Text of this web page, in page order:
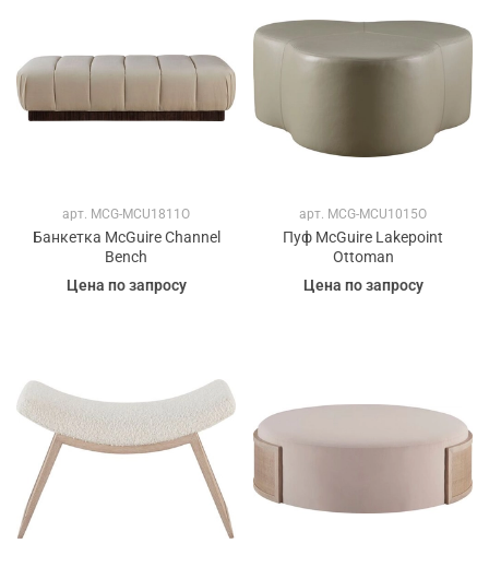
арт. MCG-MCU1811O
Банкетка McGuire Channel
Bench
Цена по запросу
арт. MCG-MCU1015O
Пуф McGuire Lakepoint
Ottoman
Цена по запросу